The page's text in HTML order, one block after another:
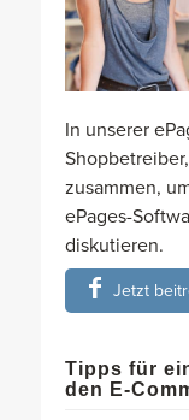
In unserer
zusammen,
ePages-
diskutieren.
Jetzt
Tipps für
den E-